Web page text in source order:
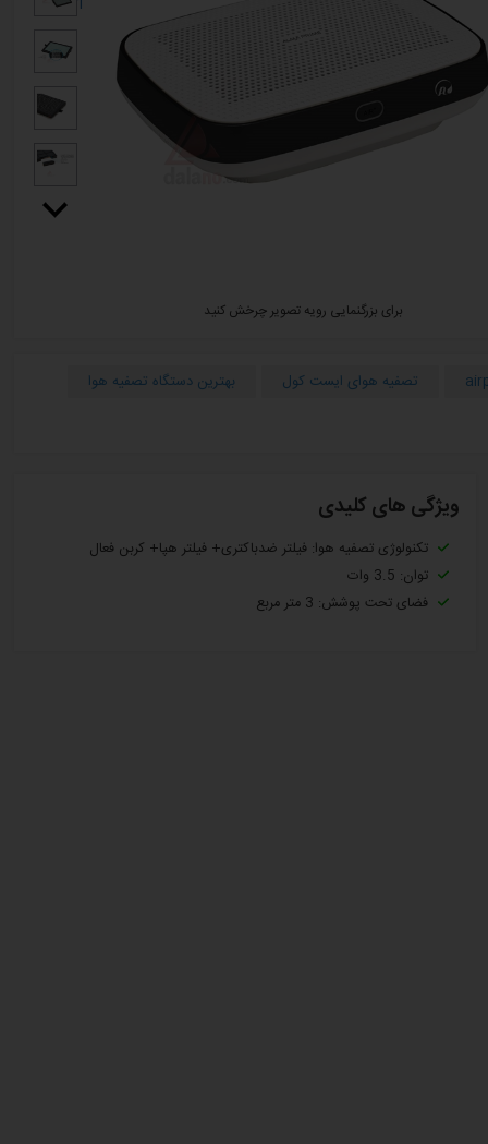
برای بزرگنمایی رویه تصویر چرخش کنید
تصفیه هوای ایست کول بهترین دستگاه تصفیه هوا
ویژگی های کلیدی
تکنولوژی تصفیه هوا: فیلتر ضدباکتری+ فیلتر هپا+ کربن فعال
توان: 3.5 وات
فضای تحت پوشش: 3 متر مربع